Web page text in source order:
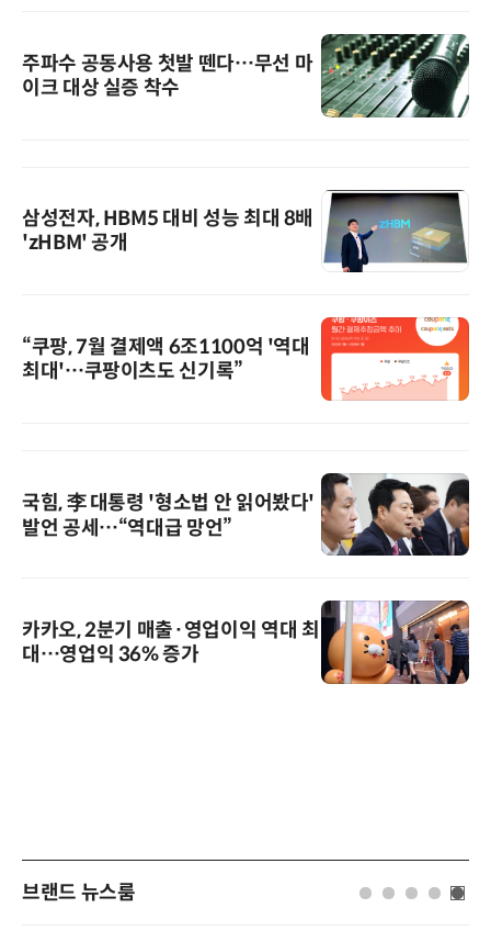
주파수 공동사용 첫발 뗀다…무선 마
이크 대상 실증 착수
삼성전자, HBM5 대비 성능 최대 8배
'zHBM' 공개
“쿠팡, 7월 결제액 6조1100억 '역대
최대'…쿠팡이츠도 신기록”
국힘, 李 대통령 '형소법 안 읽어봤다'
발언 공세…“역대급 망언”
카카오, 2분기 매출·영업이익 역대 최
대…영업익 36% 증가
브랜드 뉴스룸